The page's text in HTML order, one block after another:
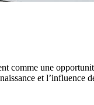
comme une
et